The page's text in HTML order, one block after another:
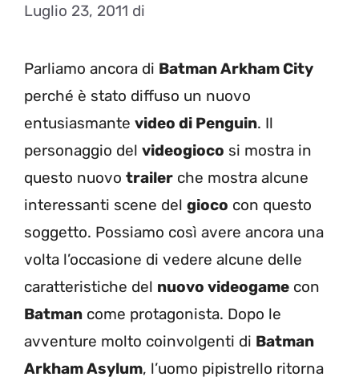
Luglio 23, 2011 di
Parliamo ancora di Batman Arkham City
perché è stato diffuso un nuovo
entusiasmante video di Penguin. Il
personaggio del videogioco si mostra in
questo nuovo trailer che mostra alcune
interessanti scene del gioco con questo
soggetto. Possiamo così avere ancora una
volta l’occasione di vedere alcune delle
caratteristiche del nuovo videogame con
Batman come protagonista. Dopo le
avventure molto coinvolgenti di Batman
Arkham Asylum, l’uomo pipistrello ritorna